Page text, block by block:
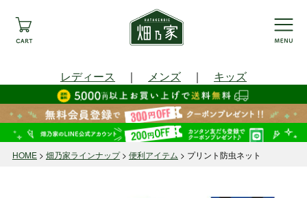
レディース ｜ メンズ ｜ キッズ
HOME 畑乃家ラインナップ 便利アイテム プリント防虫ネット